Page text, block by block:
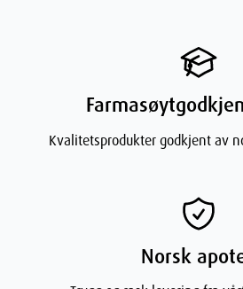
Kvalitetsprodukter godkjent av
Norsk